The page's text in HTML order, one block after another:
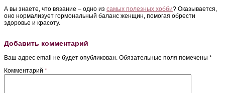
А вы знаете, что вязание – одно из самых полезных хобби? Оказывается,
оно нормализует гормональный баланс женщин, помогая обрести
здоровье и красоту.
Добавить комментарий
Ваш адрес email не будет опубликован. Обязательные поля помечены *
Комментарий *